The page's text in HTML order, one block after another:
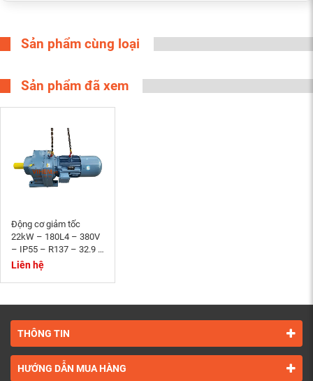
Sản phẩm cùng loại
Sản phẩm đã xem
Động cơ giảm tốc
22kW – 180L4 – 380V
– IP55 – R137 – 32.9 –
Momen phanh 200Nm
Liên hệ
THÔNG TIN
HƯỚNG DẪN MUA HÀNG